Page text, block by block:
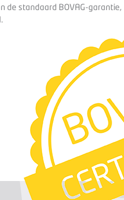
de standaard BOVAG-garantie,